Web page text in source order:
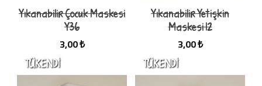
Yıkanabilir Çocuk Maskesi
Y36
3,00 ₺
Yıkanabilir Yetişkin
Maskesi 12
3,00 ₺